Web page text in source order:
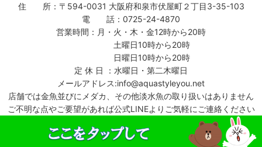
住 所：〒594-0031 大阪府和泉市伏屋町２丁目3-35-103
電 話：0725-24-4870
営業時間：月・火・木・金12時から20時
土曜日10時から20時
日曜日10時から20時
定 休 日 ：水曜日・第二木曜日
メールアドレス:info@aquastyleyou.net
店舗では金魚並びにメダカ、その他淡水魚の取り扱いはありません
ご不明な点やご要望があれば公式LINEよりご気軽にご連絡ください